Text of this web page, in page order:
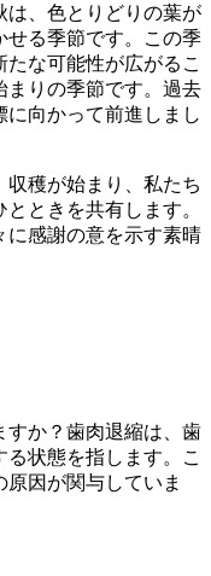
は、色とりどりの葉が
せる季節です。この季
な可能性が広がるこ
まりの季節です。過去
向かって前進しまし
収穫が始まり、私たち
ときを共有します。
に感謝の意を示す素晴
すか？歯肉退縮は、歯
状態を指します。こ
因が関与していま